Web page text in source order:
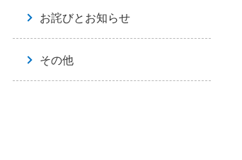
お詫びとお知らせ
その他